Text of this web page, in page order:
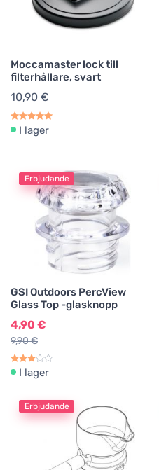
Moccamaster lock till
filterhållare, svart
10,90 €
I lager
Erbjudande
GSI Outdoors PercView
Glass Top -glasknopp
4,90 €
9,90 €
I lager
Erbjudande